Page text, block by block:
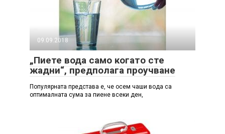
09.09.2018
„Пиете вода само когато сте
жадни“, предполага проучване
Популярната представа е, че осем чаши вода са
оптималната сума за пиене всеки ден,